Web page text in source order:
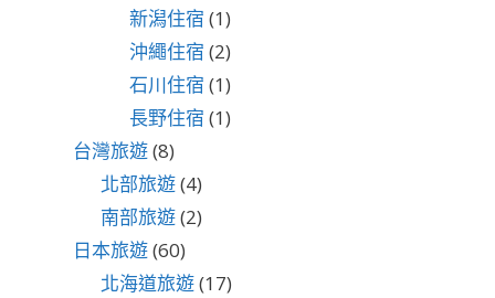
新潟住宿 (1)
沖繩住宿 (2)
石川住宿 (1)
長野住宿 (1)
台灣旅遊(8)
北部旅遊(4)
南部旅遊(2)
日本旅遊(60)
北海道旅遊(17)